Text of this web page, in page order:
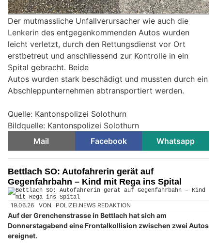
Der mutmassliche Unfallverursacher wie auch die
Lenkerin des entgegenkommenden Autos wurden
leicht verletzt, durch den Rettungsdienst vor Ort
erstbetreut und anschliessend zur Kontrolle in ein
Spital gebracht. Beide
Autos wurden stark beschädigt und mussten durch ein
Abschleppunternehmen abtransportiert werden.
Quelle: Kantonspolizei Solothurn
Bildquelle: Kantonspolizei Solothurn
Mail
Facebook Whatsapp
Bettlach SO: Autofahrerin gerät auf
Gegenfahrbahn – Kind mit Rega ins Spital
19.06.26 VON POLIZEI.NEWS REDAKTION
Auf der Grenchenstrasse in Bettlach hat sich am
Donnerstagabend eine Frontalkollision zwischen zwei Autos
ereignet.